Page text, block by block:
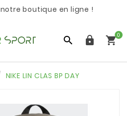
boutique en ligne !
  0
NIKE LIN CLAS BP DAY